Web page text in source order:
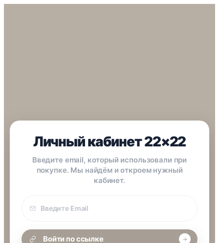
Личный кабинет 22×22
Введите email, который использовали при
покупке. Мы найдём и откроем нужный
кабинет.
покупки
Войти по ссылке